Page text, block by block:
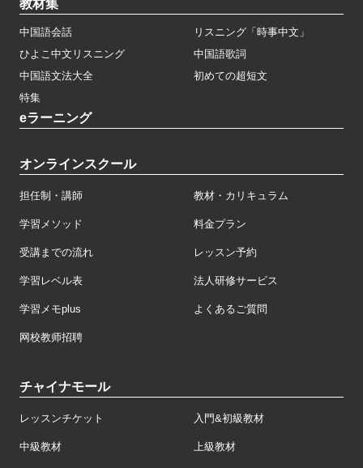
教材集
中国語会話
リスニング「時事中文」
ひよこ中文リスニング
中国語歌詞
中国語文法大全
初めての超短文
特集
eラーニング
オンラインスクール
担任制・講師 教材・カリキュラム
学習メソッド 料金プラン
受講までの流れ レッスン予約
学習レベル表 法人研修サービス
学習メモplus よくあるご質問
网校教师招聘
チャイナモール
レッスンチケット 入門&初級教材
中級教材 上級教材